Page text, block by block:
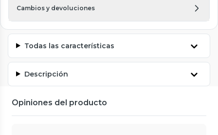
Cambios y devoluciones
Todas las características
Descripción
Opiniones del producto